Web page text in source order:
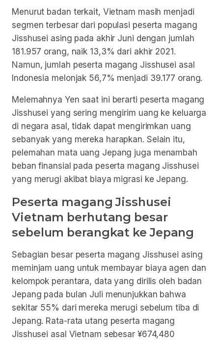
Menurut badan terkait, Vietnam masih menjadi
segmen terbesar dari populasi peserta magang
Jisshusei asing pada akhir Juni dengan jumlah
181.957 orang, naik 13,3% dari akhir 2021.
Namun, jumlah peserta magang Jisshusei asal
Indonesia melonjak 56,7% menjadi 39.177 orang.
Melemahnya Yen saat ini berarti peserta magang
Jisshusei yang sering mengirim uang ke keluarga
di negara asal, tidak dapat mengirimkan uang
sebanyak yang mereka harapkan. Selain itu,
pelemahan mata uang Jepang juga menambah
beban finansial pada peserta magang Jisshusei
yang merugi akibat biaya migrasi ke Jepang.
Peserta magang Jisshusei
Vietnam berhutang besar
sebelum berangkat ke Jepang
Sebagian besar peserta magang Jisshusei asing
meminjam uang untuk membayar biaya agen dan
kelompok perantara, data yang dirilis oleh badan
Jepang pada bulan Juli menunjukkan bahwa
sekitar 55% dari mereka merugi sebelum tiba di
Jepang. Rata-rata utang peserta magang
Jisshusei asal Vietnam sebesar ¥674,480